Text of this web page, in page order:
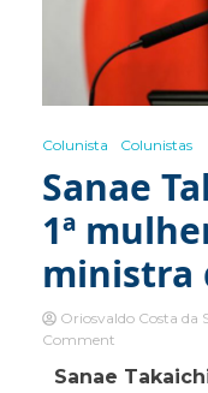
Colunista Colunistas
Sanae
1ª
ministra
Oriosvaldo Costa da
Comment
Takaichi
Sanae